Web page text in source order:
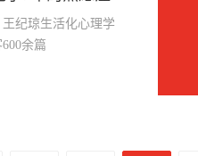
原创博客600余篇